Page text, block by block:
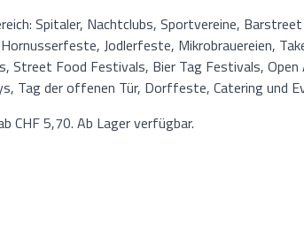
Spitaler, Nachtclubs, Sportvereine,
Jodlerfeste, Mikrobrauereien,
Street Food Festivals, Bier Tag Festivals,
Tag der offenen Tür, Dorffeste, Catering und
CHF 5,70. Ab Lager verfügbar.